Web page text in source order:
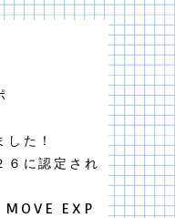
た！
６に認定され
EXP